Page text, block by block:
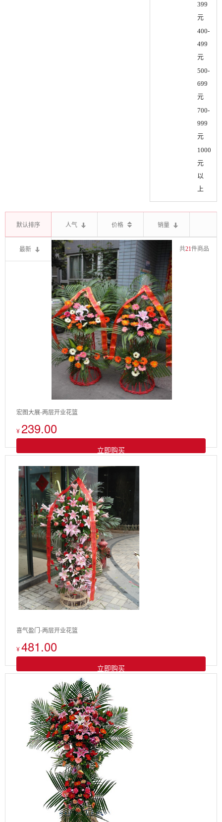
399
元
400-
499
元
500-
699
元
700-
999
元
1000
元
以
上
默认排序 人气 价格 销量
最新 共21件商品
宏图大展-两层开业花篮
¥239.00
立即购买
喜气盈门-两层开业花篮
¥481.00
立即购买